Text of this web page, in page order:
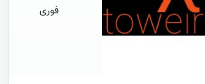
فوری